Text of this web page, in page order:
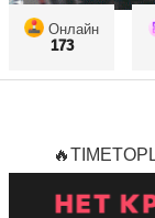
Онлайн
173